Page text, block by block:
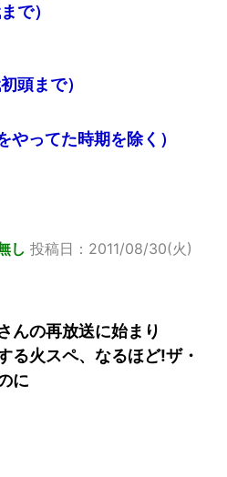
で）
頭まで）
ってた時期を除く）
し 投稿日：2011/08/30(火)
んの再放送に始まり
る火スペ、なるほど!ザ・
に